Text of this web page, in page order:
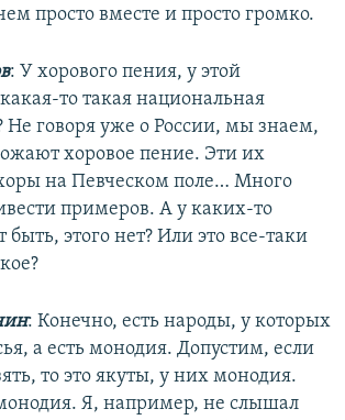
просто вместе и просто громко.
: У хорового пения, у этой
то такая национальная
Не говоря уже о России, мы знаем,
хоровое пение. Эти их
на Певческом поле… Много
примеров. А у каких-то
этого нет? Или это все-таки
: Конечно, есть народы, у которых
а есть монодия. Допустим, если
то это якуты, у них монодия.
Я, например, не слышал